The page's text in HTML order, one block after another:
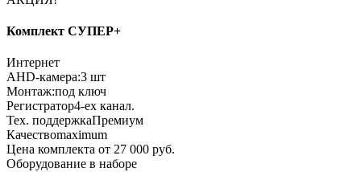
Комплект СУПЕР+
Интернет
AHD-камера:3 шт
Монтаж:под ключ
Регистратор4-ех канал.
Тех. поддержкаПремиум
Качествоmaximum
Цена комплекта от 27 000 руб.
Оборудование в наборе